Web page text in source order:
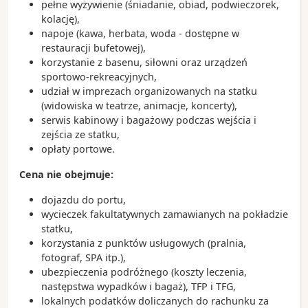
pełne wyżywienie (śniadanie, obiad, podwieczorek,
kolację),
napoje (kawa, herbata, woda - dostępne w
restauracji bufetowej),
korzystanie z basenu, siłowni oraz urządzeń
sportowo-rekreacyjnych,
udział w imprezach organizowanych na statku
(widowiska w teatrze, animacje, koncerty),
serwis kabinowy i bagażowy podczas wejścia i
zejścia ze statku,
opłaty portowe.
Cena nie obejmuje:
dojazdu do portu,
wycieczek fakultatywnych zamawianych na pokładzie
statku,
korzystania z punktów usługowych (pralnia,
fotograf, SPA itp.),
ubezpieczenia podróżnego (koszty leczenia,
następstwa wypadków i bagaż), TFP i TFG,
lokalnych podatków doliczanych do rachunku za